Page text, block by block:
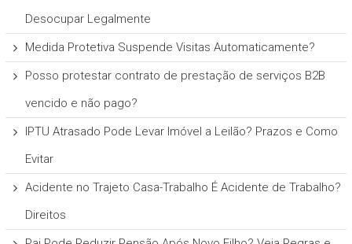
Desocupar Legalmente
Medida Protetiva Suspende Visitas Automaticamente?
Posso protestar contrato de prestação de serviços B2B
vencido e não pago?
IPTU Atrasado Pode Levar Imóvel a Leilão? Prazos e Como
Evitar
Acidente no Trajeto Casa-Trabalho É Acidente de Trabalho?
Direitos